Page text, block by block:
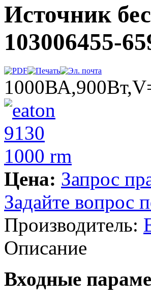
Источник
103006455-
Цена: Запрос
Задайте вопрос
Производитель:
Описание
Входные